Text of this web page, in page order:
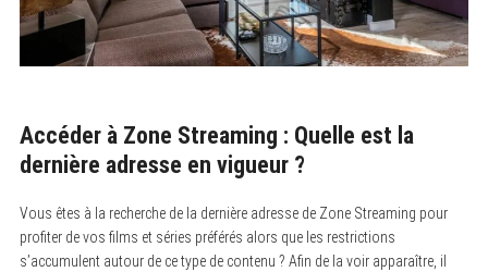
Accéder à Zone Streaming : Quelle est la
dernière adresse en vigueur ?
Vous êtes à la recherche de la dernière adresse de Zone Streaming pour
profiter de vos films et séries préférés alors que les restrictions
s’accumulent autour de ce type de contenu ? Afin de la voir apparaître, il